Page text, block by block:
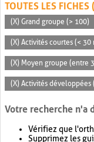
TOUTES LES FICHES
(X) Grand groupe (> 100)
(X) Activités courtes (< 30
(X) Moyen groupe (entre
(X) Activités développées
Votre recherche n'a
Vérifiez que
Supprimez les